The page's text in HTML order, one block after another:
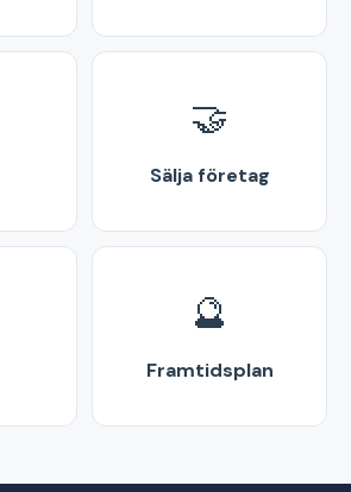
🤝
Sälja företag
🔮
Framtidsplan